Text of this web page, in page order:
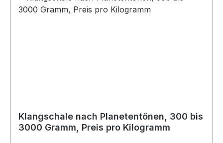
Klangschale nach Planetentönen, 300 bis
3000 Gramm, Preis pro Kilogramm